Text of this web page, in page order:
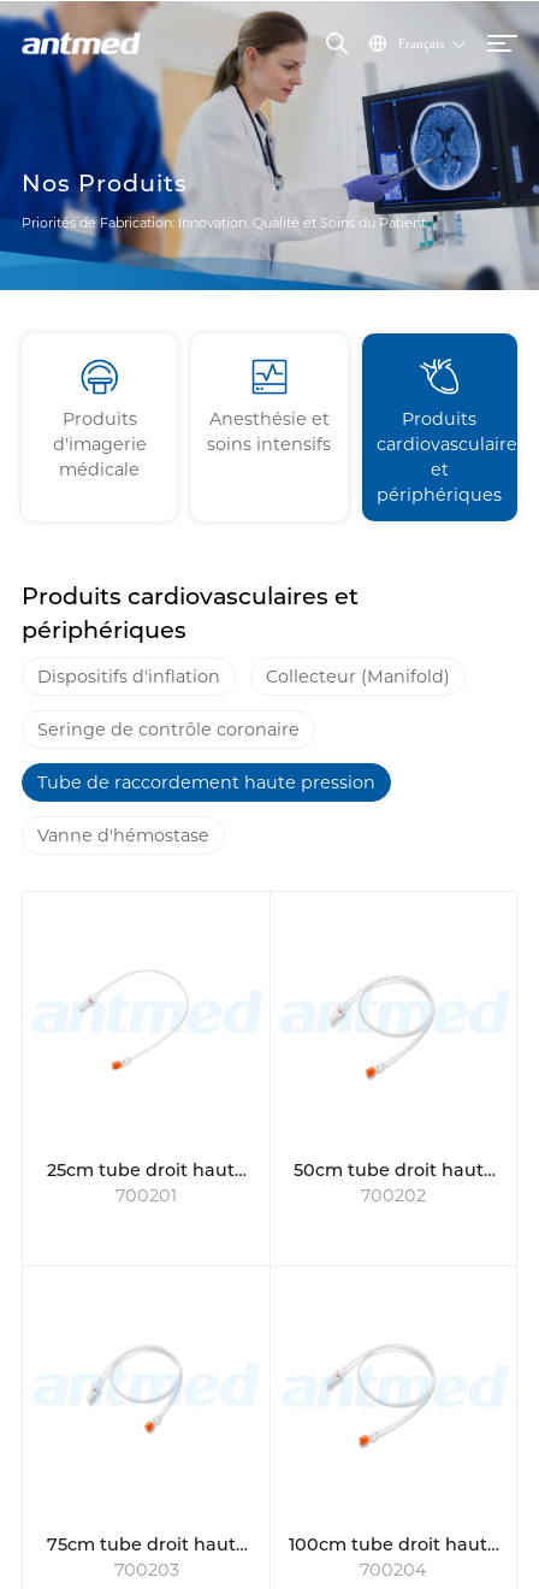
Français
Nos Produits
Priorités de Fabrication: Innovation, Qualité et Soins du Patient
Produits
d'imagerie
médicale
Anesthésie et
soins intensifs
Produits
cardiovasculaires
et
périphériques
Produits cardiovasculaires et
périphériques
Dispositifs d'inflation Collecteur (Manifold)
Seringe de contrôle coronaire
Tube de raccordement haute pression
Vanne d'hémostase
25cm tube droit haute
pression
700201
50cm tube droit haute
pression
700202
75cm tube droit haute
pression
700203
100cm tube droit haute
pression
700204